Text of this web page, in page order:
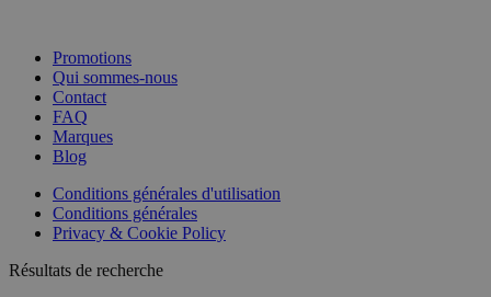
Promotions
Qui sommes-nous
Contact
FAQ
Marques
Blog
Conditions générales d'utilisation
Conditions générales
Privacy & Cookie Policy
Résultats de recherche